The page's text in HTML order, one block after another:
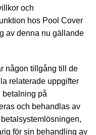
och
hos Pool Cover
av denna nu gällande
någon tillgång till de
relaterade uppgifter
betalning på
och behandlas av
för sin behandling av